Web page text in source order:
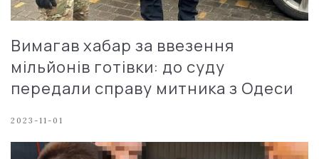
Вимагав хабар за ввезення
мільйонів готівки: до суду
передали справу митника з Одеси
2023-11-01